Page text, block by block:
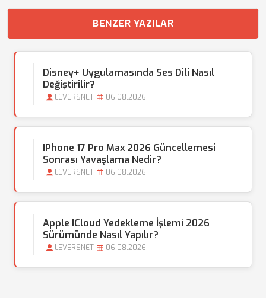
BENZER YAZILAR
Disney+ Uygulamasında Ses Dili Nasıl
Değiştirilir?
LEVERSNET 06.08.2026
IPhone 17 Pro Max 2026 Güncellemesi
Sonrası Yavaşlama Nedir?
LEVERSNET 06.08.2026
Apple ICloud Yedekleme İşlemi 2026
Sürümünde Nasıl Yapılır?
LEVERSNET 06.08.2026